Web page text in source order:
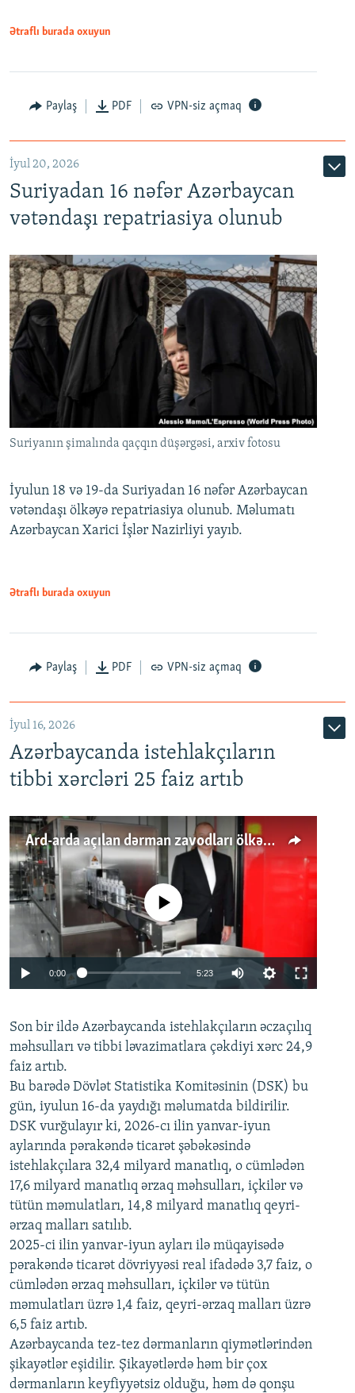
Auto
Ətraflı burada oxuyun
Paylaş PDF VPN-siz açmaq
İyul 20, 2026
Suriyadan 16 nəfər Azərbaycan
vətəndaşı repatriasiya olunub
Suriyanın şimalında qaçqın düşərgəsi, arxiv fotosu
İyulun 18 və 19-da Suriyadan 16 nəfər Azərbaycan
vətəndaşı ölkəyə repatriasiya olunub. Məlumatı
Azərbaycan Xarici İşlər Nazirliyi yayıb.
Ətraflı burada oxuyun
Paylaş PDF VPN-siz açmaq
İyul 16, 2026
Azərbaycanda istehlakçıların
tibbi xərcləri 25 faiz artıb
Ard-arda açılan dərman zavodları ölkənin tələbatını ödəyirmi?
Auto 240p 360p 480p
720p 1080p
No media source currently available
0:00 5:23
360p
480p
720p
1080p
Son bir ildə Azərbaycanda istehlakçıların əczaçılıq
məhsulları və tibbi ləvazimatlara çəkdiyi xərc 24,9
faiz artıb.
Bu barədə Dövlət Statistika Komitəsinin (DSK) bu
gün, iyulun 16-da yaydığı məlumatda bildirilir.
DSK vurğulayır ki, 2026-cı ilin yanvar-iyun
aylarında pərakəndə ticarət şəbəkəsində
istehlakçılara 32,4 milyard manatlıq, o cümlədən
17,6 milyard manatlıq ərzaq məhsulları, içkilər və
tütün məmulatları, 14,8 milyard manatlıq qeyri-
ərzaq malları satılıb.
2025-ci ilin yanvar-iyun ayları ilə müqayisədə
pərakəndə ticarət dövriyyəsi real ifadədə 3,7 faiz, o
cümlədən ərzaq məhsulları, içkilər və tütün
məmulatları üzrə 1,4 faiz, qeyri-ərzaq malları üzrə
6,5 faiz artıb.
Azərbaycanda tez-tez dərmanların qiymətlərindən
şikayətlər eşidilir. Şikayətlərdə həm bir çox
dərmanların keyfiyyətsiz olduğu, həm də qonşu